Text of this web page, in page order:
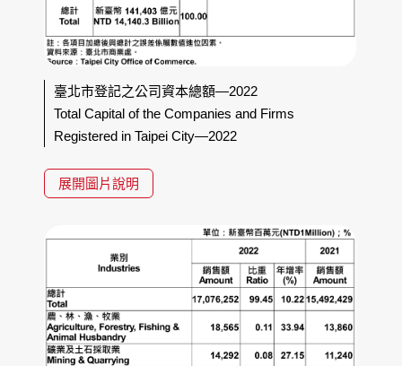
臺北市登記之公司資本總額—2022
Total Capital of the Companies and Firms
Registered in Taipei City—2022
展開圖片說明